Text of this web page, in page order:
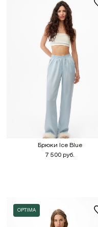
Брюки Ice Blue
7 500 руб.
OPTIMA